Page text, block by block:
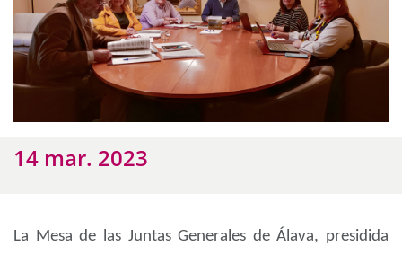
14 mar. 2023
La Mesa de las Juntas Generales de Álava, presidida